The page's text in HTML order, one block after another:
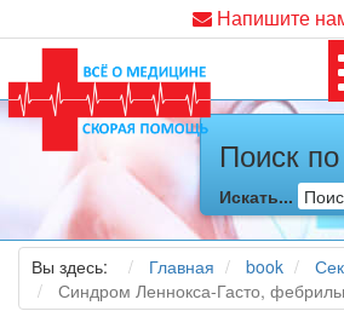
Напишите
Поиск
Искать...
Вы здесь: Главная book
Синдром Леннокса-Гасто,
Как я заболел во время локдауна?
Это странная ситуация: вы соблюдали
предосторожности COVID-19 (вы
но, тем не менее, вы каким-то
можете задаться...